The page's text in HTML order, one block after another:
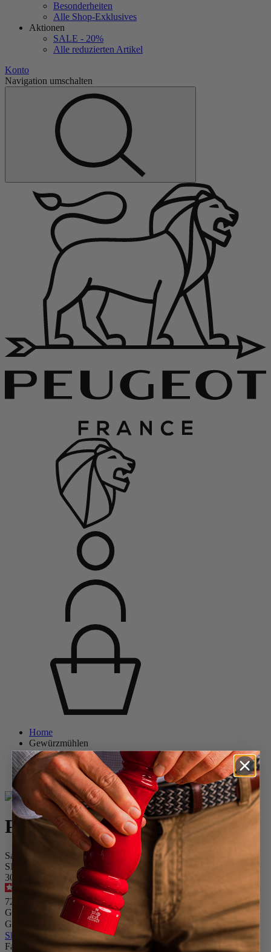
Besonderheiten
Alle Shop-Exklusives
Aktionen
SALE - 20%
Alle reduzierten Artikel
Konto
Navigation umschalten
Home
Gewürzmühlen
Salzmühlen
Holz-Salzmühlen
Paris
Paris
Salzmühle, 22 cm, antikes Finish, Buchenholz
SKU
3098800
4.6/ 5-242Bewertungen
72,90 €
Größe
Gewürz
Skip the carrousel
Farbe